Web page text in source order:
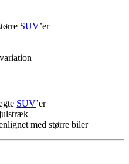
SUV’er
SUV’er
med større biler